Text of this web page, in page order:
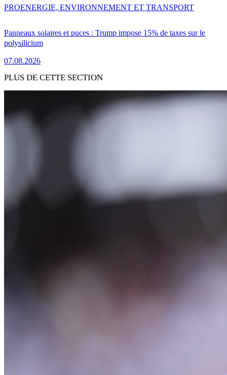
Panneaux solaires et puces : Trump impose 15% de taxes sur le
polysilicium
07.08.2026
PROENERGIE, ENVIRONNEMENT ET TRANSPORT
PLUS DE CETTE SECTION